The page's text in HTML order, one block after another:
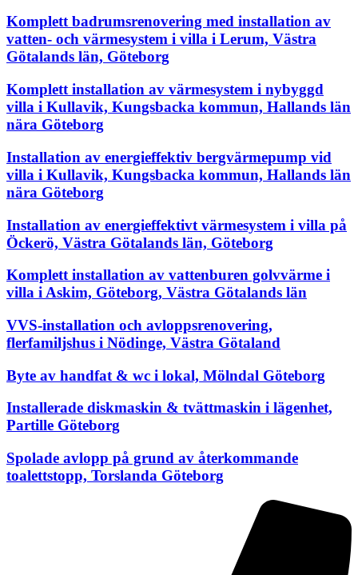
Komplett badrumsrenovering med installation av
vatten- och värmesystem i villa i Lerum, Västra
Götalands län, Göteborg
Komplett installation av värmesystem i nybyggd
villa i Kullavik, Kungsbacka kommun, Hallands län
nära Göteborg
Installation av energieffektiv bergvärmepump vid
villa i Kullavik, Kungsbacka kommun, Hallands län
nära Göteborg
Installation av energieffektivt värmesystem i villa på
Öckerö, Västra Götalands län, Göteborg
Komplett installation av vattenburen golvvärme i
villa i Askim, Göteborg, Västra Götalands län
VVS-installation och avloppsrenovering,
flerfamiljshus i Nödinge, Västra Götaland
Byte av handfat & wc i lokal, Mölndal Göteborg
Installerade diskmaskin & tvättmaskin i lägenhet,
Partille Göteborg
Spolade avlopp på grund av återkommande
toalettstopp, Torslanda Göteborg